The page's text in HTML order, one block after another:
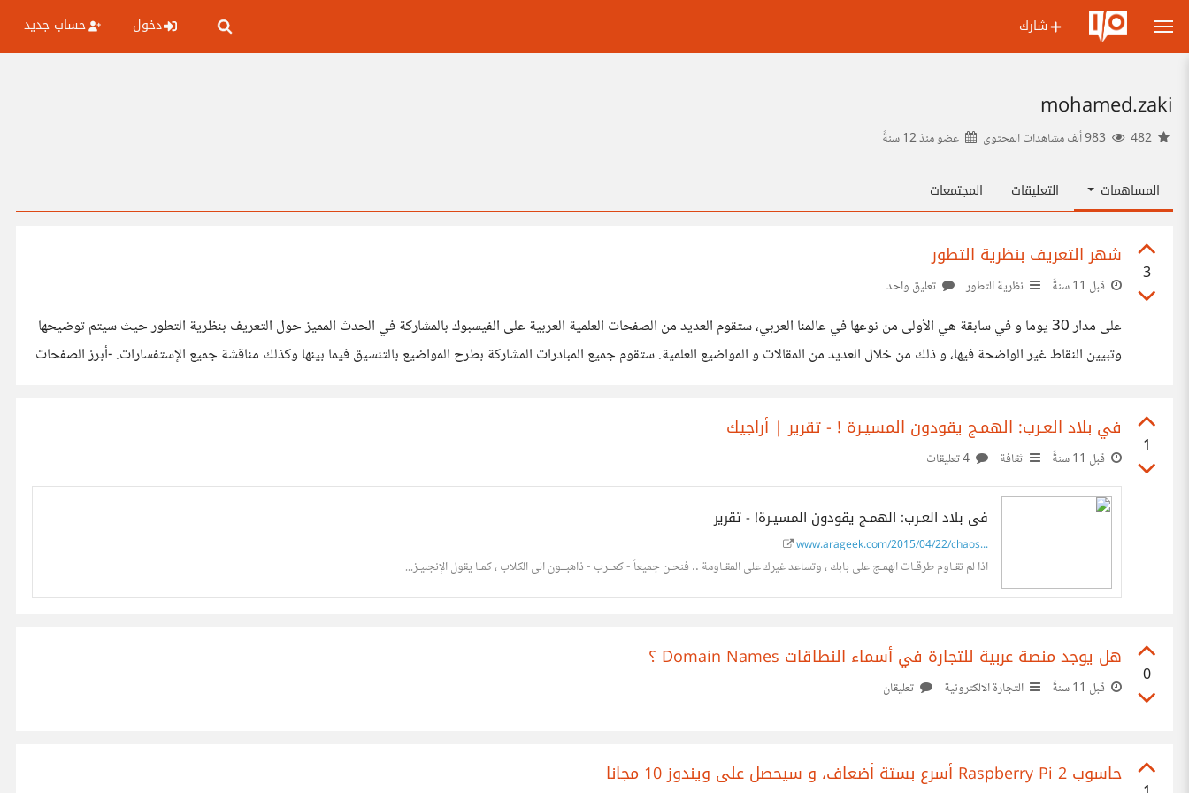
شارك دخول حساب جديد
mohamed.zaki
عضو منذ12 سنةً
المساهمات التعليقات المجتمعات
3
شهر التعريف بنظرية التطور
قبل 11 سنةً نظرية التطور تعليق واحد
على مدار 30 يوما و في سابقة هي الأولى من نوعها في عالمنا العربي، ستقوم العديد من الصفحات العلمية العربية على الفيسبوك بالمشاركة في الحدث المميز حول التعريف بنظرية التطور حيث سيتم توضيحها
وتبيين النقاط غير الواضحة فيها، و ذلك من خلال العديد من المقالات و المواضيع العلمية. ستقوم جميع المبادرات المشاركة بطرح المواضيع بالتنسيق فيما بينها وكذلك مناقشة جميع الإستفسارات. -أبرز الصفحات
1
في بلاد العـرب: الهمـج يقودون المسيـرة ! - تقرير | أراجيك
قبل 11 سنةً ثقافة
في بلاد العـرب: الهمـج يقودون المسيـرة! - تقرير
www.arageek.com/2015/04/22/chaos...
اذا لم تقـاوم طرقـات الهمـج على بابك ، وتساعد غيرك على المقـاومة .. فنحـن جميعاً - كعــرب - ذاهبــون الى الكلاب ، كمـا يقول الإنجليـز...
0
هل يوجد منصة عربية للتجارة في أسماء النطاقات Domain Names ؟
قبل 11 سنةً التجارة الالكترونية تعليقان
حاسوب Raspberry Pi 2 أسرع بستة أضعاف، و سيحصل على ويندوز 10 مجانا